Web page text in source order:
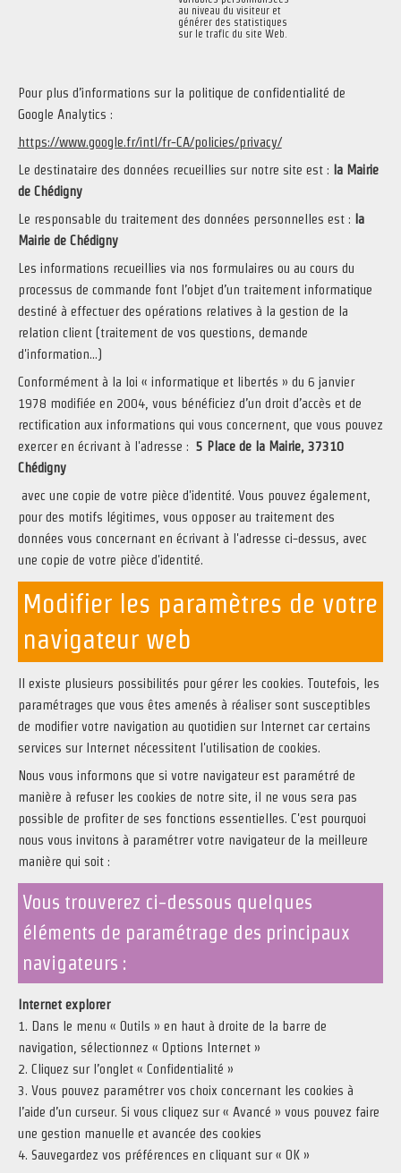
au niveau du visiteur et
générer des statistiques
sur le trafic du site Web.
Pour plus d’informations sur la politique de confidentialité de
Google Analytics :
https://www.google.fr/intl/fr-CA/policies/privacy/
Le destinataire des données recueillies sur notre site est : la Mairie
de Chédigny
Le responsable du traitement des données personnelles est : la
Mairie de Chédigny
Les informations recueillies via nos formulaires ou au cours du
processus de commande font l’objet d’un traitement informatique
destiné à effectuer des opérations relatives à la gestion de la
relation client (traitement de vos questions, demande
d'information...)
Conformément à la loi « informatique et libertés » du 6 janvier
1978 modifiée en 2004, vous bénéficiez d’un droit d’accès et de
rectification aux informations qui vous concernent, que vous pouvez
exercer en écrivant à l'adresse : 5 Place de la Mairie, 37310
Chédigny
avec une copie de votre pièce d'identité. Vous pouvez également,
pour des motifs légitimes, vous opposer au traitement des
données vous concernant en écrivant à l'adresse ci-dessus, avec
une copie de votre pièce d'identité.
Modifier les paramètres de votre
navigateur web
Il existe plusieurs possibilités pour gérer les cookies. Toutefois, les
paramétrages que vous êtes amenés à réaliser sont susceptibles
de modifier votre navigation au quotidien sur Internet car certains
services sur Internet nécessitent l'utilisation de cookies.
Nous vous informons que si votre navigateur est paramétré de
manière à refuser les cookies de notre site, il ne vous sera pas
possible de profiter de ses fonctions essentielles. C'est pourquoi
nous vous invitons à paramétrer votre navigateur de la meilleure
manière qui soit :
Vous trouverez ci-dessous quelques
éléments de paramétrage des principaux
navigateurs :
Internet explorer
1. Dans le menu « Outils » en haut à droite de la barre de
navigation, sélectionnez « Options Internet »
2. Cliquez sur l’onglet « Confidentialité »
3. Vous pouvez paramétrer vos choix concernant les cookies à
l’aide d’un curseur. Si vous cliquez sur « Avancé » vous pouvez faire
une gestion manuelle et avancée des cookies
4. Sauvegardez vos préférences en cliquant sur « OK »